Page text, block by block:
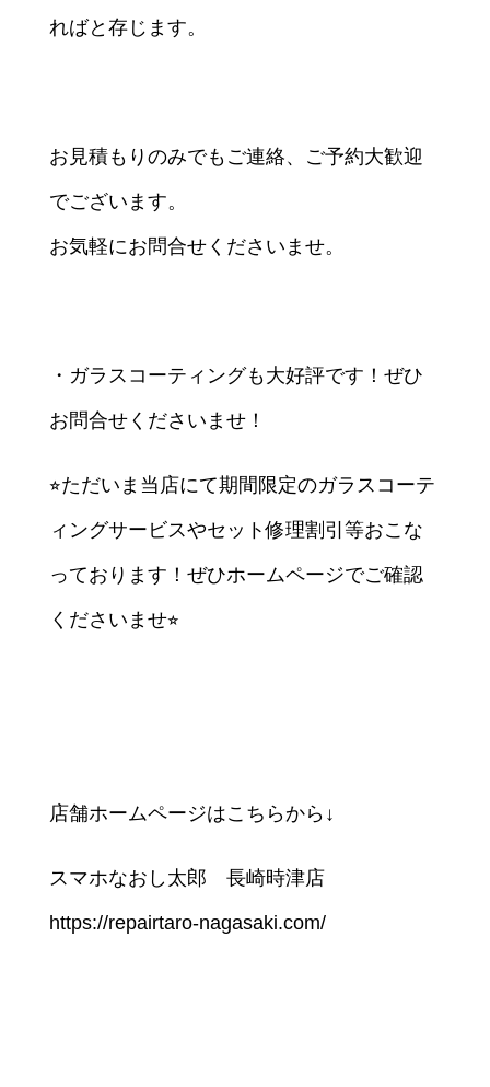
ればと存じます。
お見積もりのみでもご連絡、ご予約大歓迎
でございます。
お気軽にお問合せくださいませ。
・ガラスコーティングも大好評です！ぜひ
お問合せくださいませ！
⭐︎ただいま当店にて期間限定のガラスコーテ
ィングサービスやセット修理割引等おこな
っております！ぜひホームページでご確認
くださいませ⭐︎
店舗ホームページはこちらから↓
スマホなおし太郎 長崎時津店
https://repairtaro-nagasaki.com/